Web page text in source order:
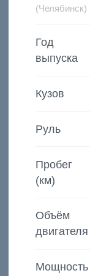
(Челябинск)
Год
выпуска
Кузов
Руль
Пробег
(км)
Объём
двигателя
Мощность